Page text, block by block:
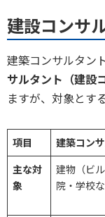
建設コンサ
建築コンサルタン
サルタント（建設
ますが、対象とす
項目 建築コン
主な対
象
建物（ビ
院・学校な